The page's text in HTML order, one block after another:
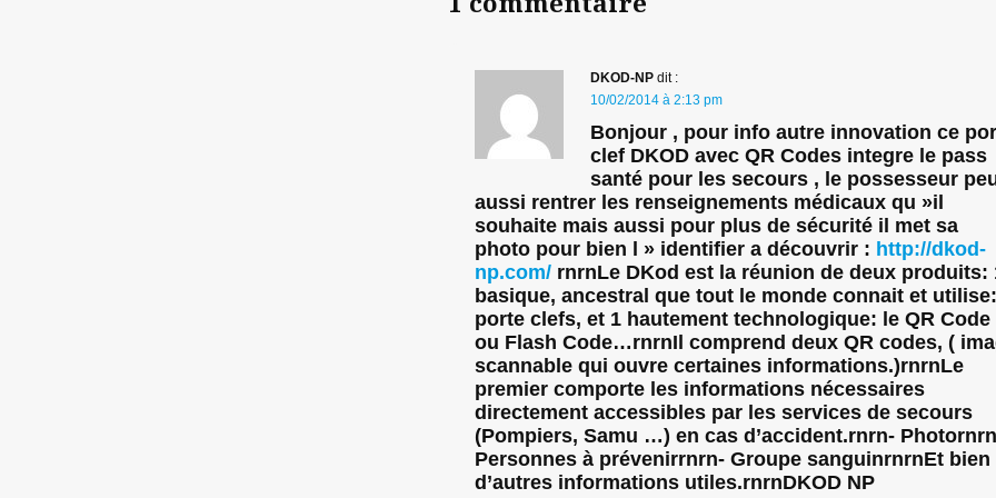
DKOD-NP dit :
10/02/2014 à 2:13 pm
Bonjour , pour info autre innovation ce
clef DKOD avec QR Codes integre le pass
santé pour les secours , le possesseur
aussi rentrer les renseignements médicaux qu »il
souhaite mais aussi pour plus de sécurité il met sa
photo pour bien l » identifier a découvrir : http://dkod-
np.com/ rnrnLe DKod est la réunion de deux produits:
basique, ancestral que tout le monde connait et
porte clefs, et 1 hautement technologique: le QR Code
ou Flash Code…rnrnIl comprend deux QR codes, (
scannable qui ouvre certaines informations.)rnrnLe
premier comporte les informations nécessaires
directement accessibles par les services de secours
(Pompiers, Samu …) en cas d’accident.rnrn-
Personnes à prévenirrnrn- Groupe sanguinrnrnEt bien
d’autres informations utiles.rnrnDKOD NP